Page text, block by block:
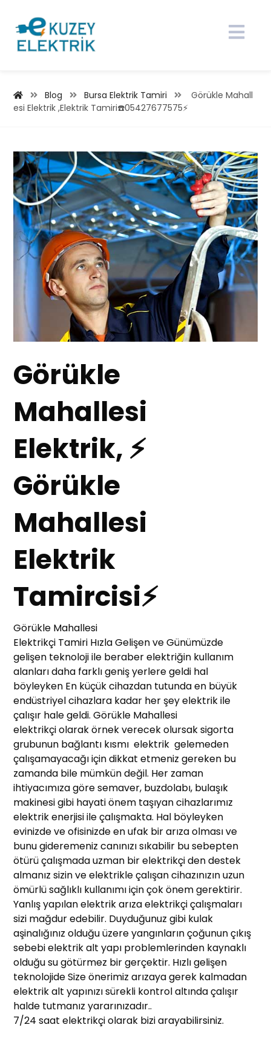
Blog Bursa Elektrik Tamiri
Görükle Mahall
esi Elektrik ,Elektrik Tamiri☎️05427677575⚡
Görükle
Mahallesi
Elektrik, ⚡
Görükle
Mahallesi
Elektrik
Tamircisi⚡
Görükle Mahallesi
Elektrikçi Tamiri Hızla Gelişen ve Günümüzde
gelişen teknoloji ile beraber elektriğin kullanım
alanları daha farklı geniş yerlere geldi hal
böyleyken En küçük cihazdan tutunda en büyük
endüstriyel cihazlara kadar her şey elektrik ile
çalışır hale geldi. Görükle Mahallesi
elektrikçi olarak örnek verecek olursak sigorta
grubunun bağlantı kısmı elektrik gelemeden
çalışamayacağı için dikkat etmeniz gereken bu
zamanda bile mümkün değil. Her zaman
ihtiyacımıza göre semaver, buzdolabı, bulaşık
makinesi gibi hayati önem taşıyan cihazlarımız
elektrik enerjisi ile çalışmakta. Hal böyleyken
evinizde ve ofisinizde en ufak bir arıza olması ve
bunu gideremeniz canınızı sıkabilir bu sebepten
ötürü çalışmada uzman bir elektrikçi den destek
almanız sizin ve elektrikle çalışan cihazınızın uzun
ömürlü sağlıklı kullanımı için çok önem gerektirir.
Yanlış yapılan elektrik arıza elektrikçi çalışmaları
sizi mağdur edebilir. Duyduğunuz gibi kulak
aşinalığınız olduğu üzere yangınların çoğunun çıkış
sebebi elektrik alt yapı problemlerinden kaynaklı
olduğu su götürmez bir gerçektir. Hızlı gelişen
teknolojide Size önerimiz arızaya gerek kalmadan
elektrik alt yapınızı sürekli kontrol altında çalışır
halde tutmanız yararınızadır..
7/24 saat elektrikçi olarak bizi arayabilirsiniz.